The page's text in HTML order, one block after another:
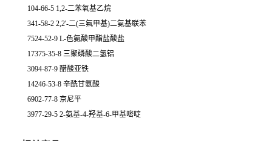
104-66-5 1,2-二苯氧基乙烷
341-58-2 2,2'-二(三氟甲基)二氨基联苯
7524-52-9 L-色氨酸甲酯盐酸盐
17375-35-8 三聚磷酸二氢铝
3094-87-9 醋酸亚铁
14246-53-8 辛酰甘氨酸
6902-77-8 京尼平
3977-29-5 2-氨基-4-羟基-6-甲基嘧啶